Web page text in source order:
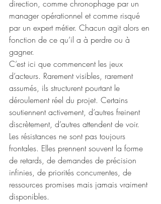
direction, comme chronophage par un
manager opérationnel et comme risqué
par un expert métier. Chacun agit alors en
fonction de ce qu’il a à perdre ou à
gagner.
C’est ici que commencent les jeux
d’acteurs. Rarement visibles, rarement
assumés, ils structurent pourtant le
déroulement réel du projet. Certains
soutiennent activement, d’autres freinent
discrètement, d’autres attendent de voir.
Les résistances ne sont pas toujours
frontales. Elles prennent souvent la forme
de retards, de demandes de précision
infinies, de priorités concurrentes, de
ressources promises mais jamais vraiment
disponibles.